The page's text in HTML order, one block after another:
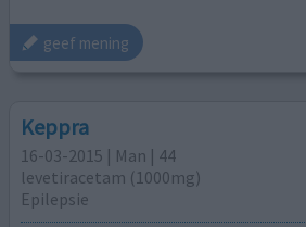
geef mening
Keppra
16-03-2015 | Man | 44
levetiracetam (1000mg)
Epilepsie